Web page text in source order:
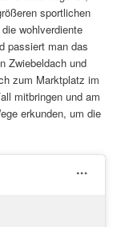
sportlichen
wohlverdiente
passiert man das
Zwiebeldach und
zum Marktplatz im
mitbringen und am
erkunden, um die